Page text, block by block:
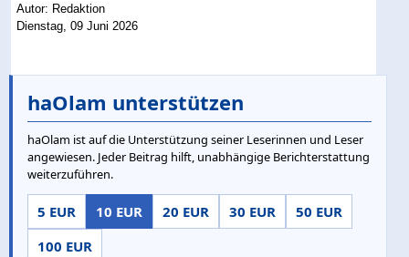
Autor: Redaktion
Dienstag, 09 Juni 2026
haOlam unterstützen
haOlam ist auf die Unterstützung seiner Leserinnen und Leser
angewiesen. Jeder Beitrag hilft, unabhängige Berichterstattung
weiterzuführen.
5 EUR 10 EUR 20 EUR 30 EUR
50 EUR
100 EUR